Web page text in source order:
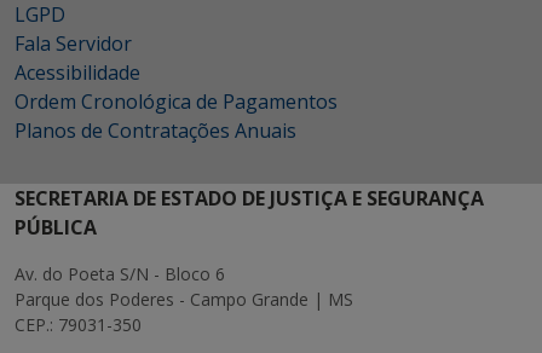
LGPD
Fala Servidor
Acessibilidade
Ordem Cronológica de Pagamentos
Planos de Contratações Anuais
SECRETARIA DE ESTADO DE JUSTIÇA E SEGURANÇA
PÚBLICA
Av. do Poeta S/N - Bloco 6
Parque dos Poderes - Campo Grande | MS
CEP.: 79031-350